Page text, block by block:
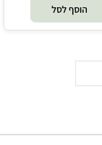
הוסף לסל